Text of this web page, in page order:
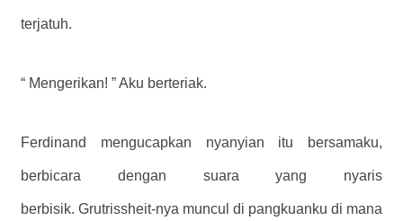
terjatuh.
“ Mengerikan! ” Aku berteriak.
Ferdinand mengucapkan nyanyian itu bersamaku,
berbicara dengan suara yang nyaris
berbisik. Grutrissheit-nya muncul di pangkuanku di mana